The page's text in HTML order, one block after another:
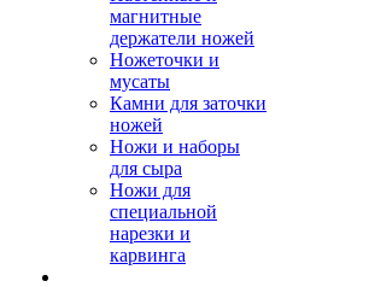
магнитные
держатели ножей
Ножеточки и
мусаты
Камни для заточки
ножей
Ножи и наборы
для сыра
Ножи для
специальной
нарезки и
карвинга